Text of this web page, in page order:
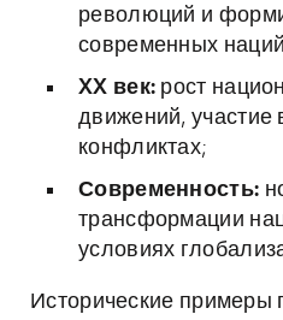
революций и
современных
XX век: рост
движений, участие
конфликтах;
Современность:
трансформации
условиях
Исторические примеры